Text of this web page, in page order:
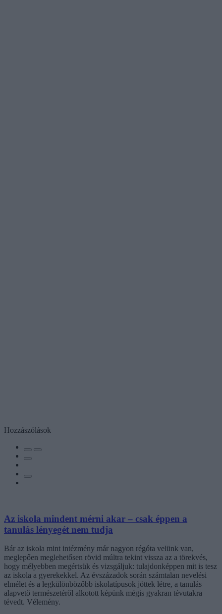
Hozzászólások
Az iskola mindent mérni akar – csak éppen a
tanulás lényegét nem tudja
Bár az iskola mint intézmény már nagyon régóta velünk van,
meglepően meglehetősen rövid múltra tekint vissza az a törekvés,
hogy mélyebben megértsük és vizsgáljuk: tulajdonképpen mit is tesz
az iskola a gyerekekkel. Az évszázadok során számtalan nevelési
elmélet és a legkülönbözőbb iskolatípusok jöttek létre, a tanulás
alapvető természetéről alkotott képünk mégis gyakran tévutakra
tévedt. Vélemény.